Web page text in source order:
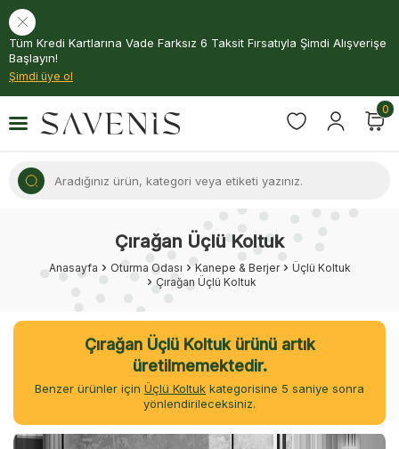
Tüm Kredi Kartlarına Vade Farksız 6 Taksit Fırsatıyla Şimdi Alışverişe
Başlayın!
Şimdi üye ol
0
Çırağan Üçlü Koltuk
Anasayfa Oturma Odası Kanepe & Berjer
Üçlü Koltuk
Çırağan Üçlü Koltuk
Çırağan Üçlü Koltuk ürünü artık
üretilmemektedir.
Benzer ürünler için Üçlü Koltuk kategorisine 5 saniye sonra
yönlendirileceksiniz.